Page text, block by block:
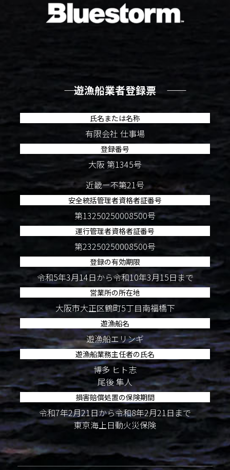
―― 遊漁船業者登録票 ――
氏名または名称
有限会社 仕事場
登録番号
大阪 第1345号
近畿ー不第21号
安全統括管理者資格者証番号
第13250250008500号
運行管理者資格者証番号
第23250250008500号
登録の有効期限
令和5年3月14日から令和10年3月15日まで
営業所の所在地
大阪市大正区鶴町5丁目南福橋下
遊漁船名
遊漁船エリンギ
遊漁船業務主任者の氏名
博多 ヒト志
尾後 隼人
損害賠償処置の保険期間
令和7年2月21日から令和8年2月21日まで
東京海上日動火災保険